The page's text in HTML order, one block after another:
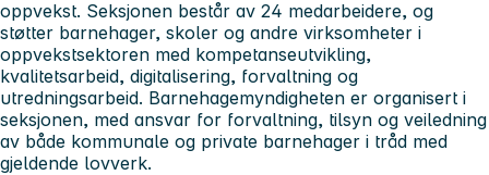
oppvekst. Seksjonen består av 24 medarbeidere, og
støtter barnehager, skoler og andre virksomheter i
oppvekstsektoren med kompetanseutvikling,
kvalitetsarbeid, digitalisering, forvaltning og
utredningsarbeid. Barnehagemyndigheten er organisert i
seksjonen, med ansvar for forvaltning, tilsyn og veiledning
av både kommunale og private barnehager i tråd med
gjeldende lovverk.